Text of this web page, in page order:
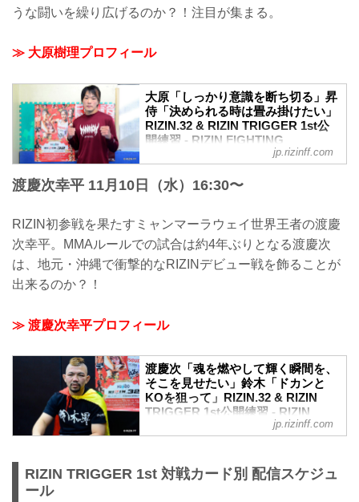
うな闘いを繰り広げるのか？！注目が集まる。
≫ 大原樹理プロフィール
大原「しっかり意識を断ち切る」昇
侍「決められる時は畳み掛けたい」
RIZIN.32 & RIZIN TRIGGER 1st公
開練習 - RIZIN FIGHTING
FEDERATION オフィシャルサイト
2021年11月12日（金）、Yogibo presents
RIZIN.32へ出場する大原樹理と、RIZIN
習を公開した。
昨年9月大会ぶりにRIZIN参戦を果たす大
原樹理。今回はDEEPライト級暫定王者
として、ミャンマーラウェイ元世界王者
繰り広げるのか。
を披露した昇侍。今回よりスタート...
jp.rizinff.com
渡慶次幸平 11月10日（水）16:30〜
RIZIN初参戦を果たすミャンマーラウェイ世界王者の渡慶
次幸平。MMAルールでの試合は約4年ぶりとなる渡慶次
は、地元・沖縄で衝撃的なRIZINデビュー戦を飾ることが
出来るのか？！
≫ 渡慶次幸平プロフィール
渡慶次「魂を燃やして輝く瞬間を、
そこを見せたい」鈴木「ドカンと
KOを狙って」RIZIN.32 & RIZIN
TRIGGER 1st公開練習 - RIZIN
FIGHTING FEDERATION オフィシ
RIZIN.32へ出場する渡慶次幸平と、RIZIN
jp.rizinff.com
RIZIN TRIGGER 1st 対戦カード別 配信スケジュ
ール